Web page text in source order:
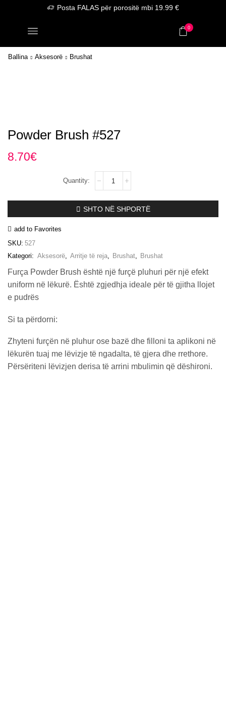
Posta FALAS për porositë mbi 19.99 €
0
Ballina Aksesorë Brushat
Powder Brush #527
8.70€
sasia
SHTO NË SHPORTË
add to Favorites
SKU: 527
Kategori: Aksesorë, Arritje të reja, Brushat, Brushat
Furça Powder Brush është një furçë pluhuri për një efekt
uniform në lëkurë. Është zgjedhja ideale për të gjitha llojet
e pudrës
Si ta përdorni:
Zhyteni furçën në pluhur ose bazë dhe filloni ta aplikoni në
lëkurën tuaj me lëvizje të ngadalta, të gjera dhe rrethore.
Përsëriteni lëvizjen derisa të arrini mbulimin që dëshironi.